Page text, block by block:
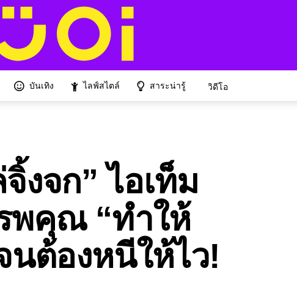
บันเทิง ไลฟ์สไตล์ สาระน่ารู้ วิดีโอ
งจก” ไอเท็ม
พคุณ “ทำให้
นต้องหนีให้ไว!